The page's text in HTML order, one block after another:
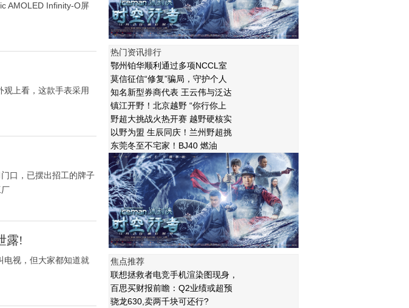
AMOLED Infinity-O屏
观上看，这款手表采用
口，已摆出招工的牌子
露!
电视，但大家都知道就
热门资讯排行
鄂州铂华顺利通过多项NCCL室
莫信征信“修复”骗局，守护个人
知名新型券商代表 王云伟与泛达
镇江开野！北京越野 “你行你上
野超大挑战火热开赛 越野硬核实
以野为盟 生辰同庆！兰州野超挑
东莞冬至不宅家！BJ40 燃油
焦点推荐
联想拯救者电竞手机渲染图现身，
百思买财报前瞻：Q2业绩或超预
骁龙630,卖两千块可还行?